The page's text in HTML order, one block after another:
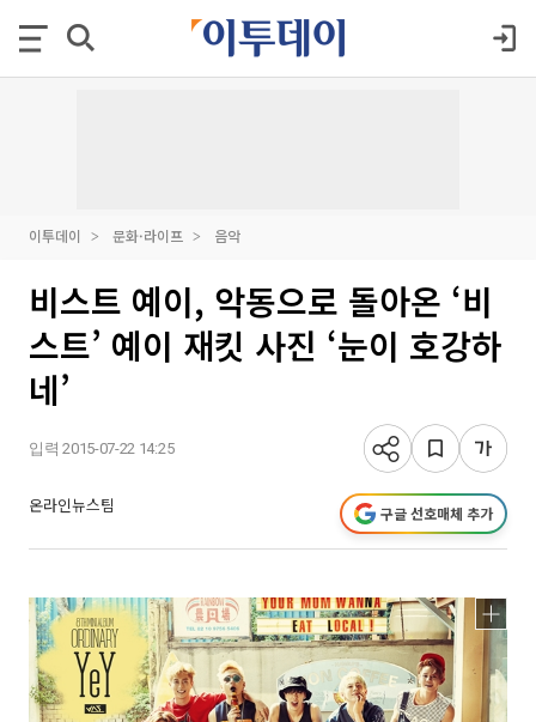
이투데이 문화·라이프 음악
비스트 예이, 악동으로 돌아온 ‘비
스트’ 예이 재킷 사진 ‘눈이 호강하
네’
입력 2015-07-22 14:25
온라인뉴스팀 구글 선호매체 추가